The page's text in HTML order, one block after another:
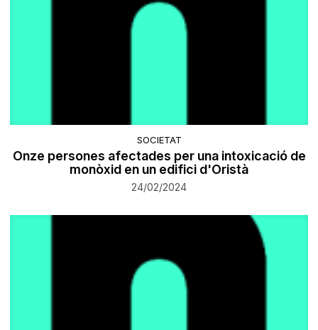
SOCIETAT
​Onze persones afectades per una intoxicació de
monòxid en un edifici d'Oristà
24/02/2024